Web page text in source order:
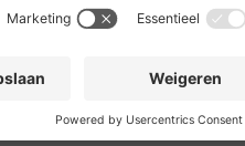
van de HiCone kan
overbodig zijn.
geminimaliseerd en